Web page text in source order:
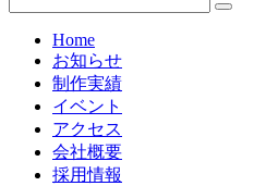
Home
お知らせ
制作実績
イベント
アクセス
会社概要
採用情報